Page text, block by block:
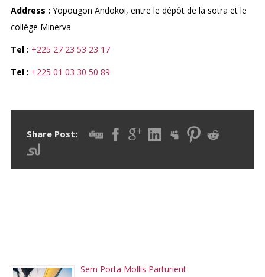
Address : Yopougon Andokoi, entre le dépôt de la sotra et le
collège Minerva
Tel : +225 27 23 53 23 17
Tel : +225 01 03 30 50 89
Share Post:
Sem Porta Mollis Parturient